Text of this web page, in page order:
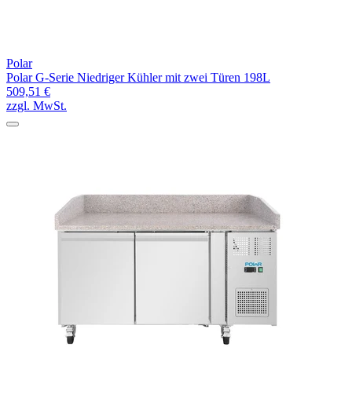
Polar
Polar G-Serie Niedriger Kühler mit zwei Türen 198L
509,51 €
zzgl. MwSt.